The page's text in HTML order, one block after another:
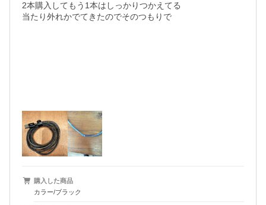
2本購入してもう1本はしっかりつかえてる
当たり外れかでてきたのでそのつもりで
購入した商品
カラー/ブラック